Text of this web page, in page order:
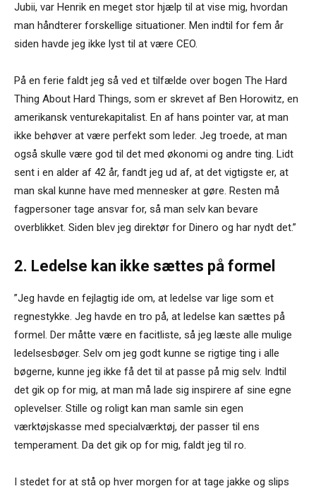
Jubii, var Henrik en meget stor hjælp til at vise mig, hvordan
man håndterer forskellige situationer. Men indtil for fem år
siden havde jeg ikke lyst til at være CEO.
På en ferie faldt jeg så ved et tilfælde over bogen The Hard
Thing About Hard Things, som er skrevet af Ben Horowitz, en
amerikansk venturekapitalist. En af hans pointer var, at man
ikke behøver at være perfekt som leder. Jeg troede, at man
også skulle være god til det med økonomi og andre ting. Lidt
sent i en alder af 42 år, fandt jeg ud af, at det vigtigste er, at
man skal kunne have med mennesker at gøre. Resten må
fagpersoner tage ansvar for, så man selv kan bevare
overblikket. Siden blev jeg direktør for Dinero og har nydt det.”
2. Ledelse kan ikke sættes på formel
”Jeg havde en fejlagtig ide om, at ledelse var lige som et
regnestykke. Jeg havde en tro på, at ledelse kan sættes på
formel. Der måtte være en facitliste, så jeg læste alle mulige
ledelsesbøger. Selv om jeg godt kunne se rigtige ting i alle
bøgerne, kunne jeg ikke få det til at passe på mig selv. Indtil
det gik op for mig, at man må lade sig inspirere af sine egne
oplevelser. Stille og roligt kan man samle sin egen
værktøjskasse med specialværktøj, der passer til ens
temperament. Da det gik op for mig, faldt jeg til ro.
I stedet for at stå op hver morgen for at tage jakke og slips